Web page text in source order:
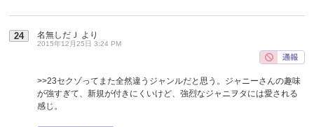
24 名無しだＪ より
2015年12月25日 3:24 PM
>>23セクゾってまた全然違うジャンルだと思う。ジャニーさんの趣味
が強すぎて、新規が付きにくいけど、強烈なジャニヲタには愛される
感じ。